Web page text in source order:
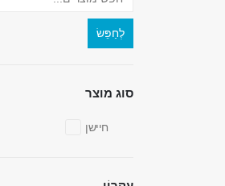
לְחַפֵּשׂ
סוג מוצר
חיישן